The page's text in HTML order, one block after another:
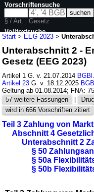
Start > EEG 2023 >
Unterabschnitt 2 -
Gesetz (EEG 2023)
Artikel 1 G. v. 21.07.2014
Artikel 23 G. v. 18.12.2025
Geltung ab 01.08.2014; FNA:
57 weitere Fassungen
|
wird in 666 Vorschriften zitiert
Teil 3 Zahlung von
Abschnitt 4
Unterabschnitt 2
§ 50
§ 50a
§ 50b
Vorschriftensuche
§ / Art.
Gesetz
Volltextsuche
nur in EEG 2023